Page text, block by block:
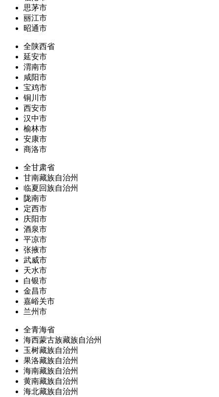
思茅市
丽江市
昭通市
全陕西省
延安市
渭南市
咸阳市
宝鸡市
铜川市
西安市
汉中市
榆林市
安康市
商洛市
全甘肃省
甘南藏族自治州
临夏回族自治州
陇南市
定西市
庆阳市
酒泉市
平凉市
张掖市
武威市
天水市
白银市
金昌市
嘉峪关市
兰州市
全青海省
海西蒙古族藏族自治州
玉树藏族自治州
果洛藏族自治州
海南藏族自治州
黄南藏族自治州
海北藏族自治州